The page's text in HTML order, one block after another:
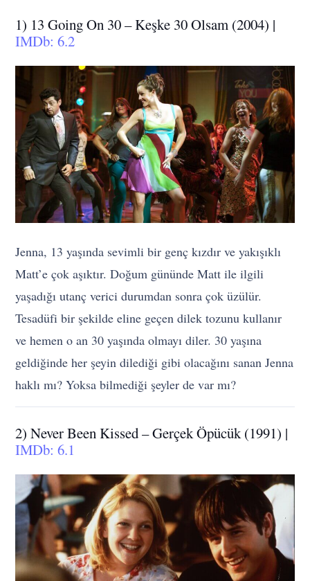
1) 13 Going On 30 – Keşke 30 Olsam (2004) |
IMDb: 6.2
Jenna, 13 yaşında sevimli bir genç kızdır ve yakışıklı
Matt’e çok aşıktır. Doğum gününde Matt ile ilgili
yaşadığı utanç verici durumdan sonra çok üzülür.
Tesadüfi bir şekilde eline geçen dilek tozunu kullanır
ve hemen o an 30 yaşında olmayı diler. 30 yaşına
geldiğinde her şeyin dilediği gibi olacağını sanan Jenna
haklı mı? Yoksa bilmediği şeyler de var mı?
2) Never Been Kissed – Gerçek Öpücük (1991) |
IMDb: 6.1